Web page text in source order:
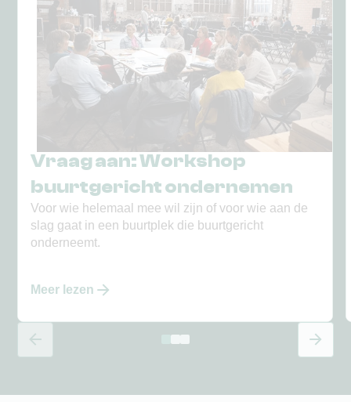
Vraag aan: Workshop
buurtgericht ondernemen
Voor wie helemaal mee wil zijn of voor wie aan de
slag gaat in een buurtplek die buurtgericht
onderneemt.
Meer lezen